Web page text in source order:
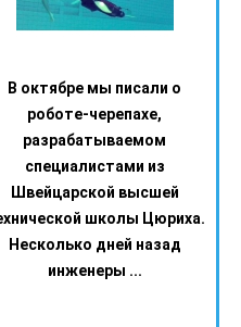
В октябре мы писали о
роботе-черепахе,
разрабатываемом
специалистами из
Швейцарской высшей
школы Цюриха.
Несколько дней назад
инженеры ...